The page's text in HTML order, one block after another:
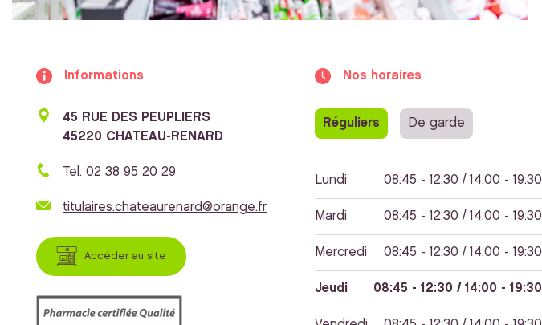
Informations
45 RUE DES PEUPLIERS
45220 CHATEAU-RENARD
Tel. 02 38 95 20 29
titulaires.chateaurenard@orange.fr
Accéder au site
Nos horaires
Réguliers De garde
Lundi 08:45 - 12:30 / 14:00 - 19:30
Mardi 08:45 - 12:30 / 14:00 - 19:30
Mercredi 08:45 - 12:30 / 14:00 - 19:30
Jeudi 08:45 - 12:30 / 14:00 - 19:30